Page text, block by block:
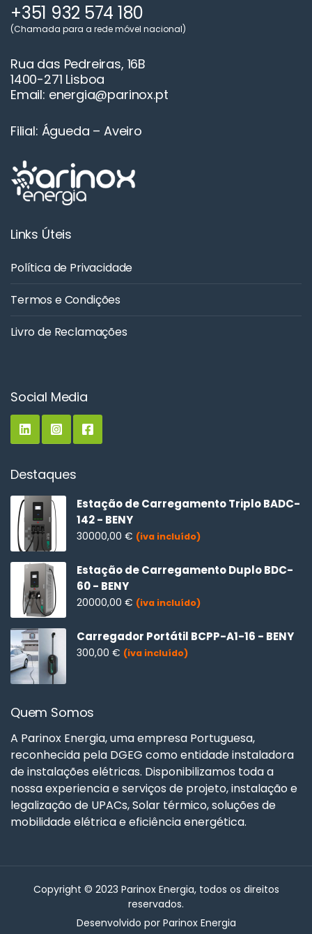
+351 932 574 180
(Chamada para a rede móvel nacional)
Rua das Pedreiras, 16B
1400-271 Lisboa
Email: energia@parinox.pt
Filial: Águeda – Aveiro
Links Úteis
Política de Privacidade
Termos e Condições
Livro de Reclamações
Social Media
Destaques
Estação de Carregamento Triplo BADC-
142 - BENY
30000,00 € (iva incluído)
Estação de Carregamento Duplo BDC-
60 - BENY
20000,00 € (iva incluído)
Carregador Portátil BCPP-A1-16 - BENY
300,00 € (iva incluído)
Quem Somos
A Parinox Energia, uma empresa Portuguesa,
reconhecida pela DGEG como entidade instaladora
de instalações elétricas. Disponibilizamos toda a
nossa experiencia e serviços de projeto, instalação e
legalização de UPACs, Solar térmico, soluções de
mobilidade elétrica e eficiência energética.
Copyright © 2023 Parinox Energia, todos os direitos
reservados.
Desenvolvido por Parinox Energia